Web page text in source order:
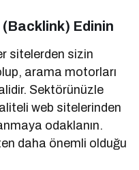
Edinin
sitelerden sizin
arama motorları
Sektörünüzle
web sitelerinden
odaklanın.
daha önemli olduğu